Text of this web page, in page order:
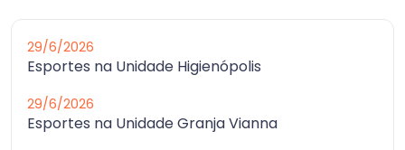
29/6/2026
Esportes na Unidade Higienópolis
29/6/2026
Esportes na Unidade Granja Vianna